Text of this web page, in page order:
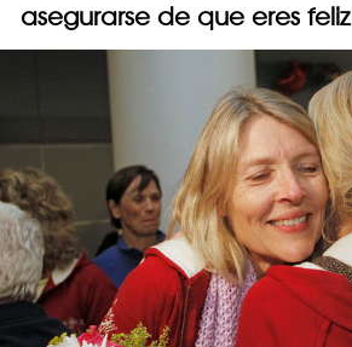
asegurarse de que eres feliz